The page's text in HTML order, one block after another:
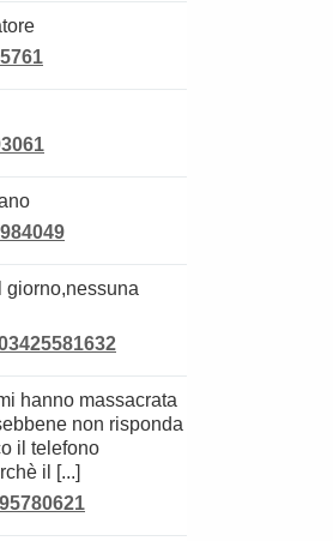
non risponda
il telefono
il [...]